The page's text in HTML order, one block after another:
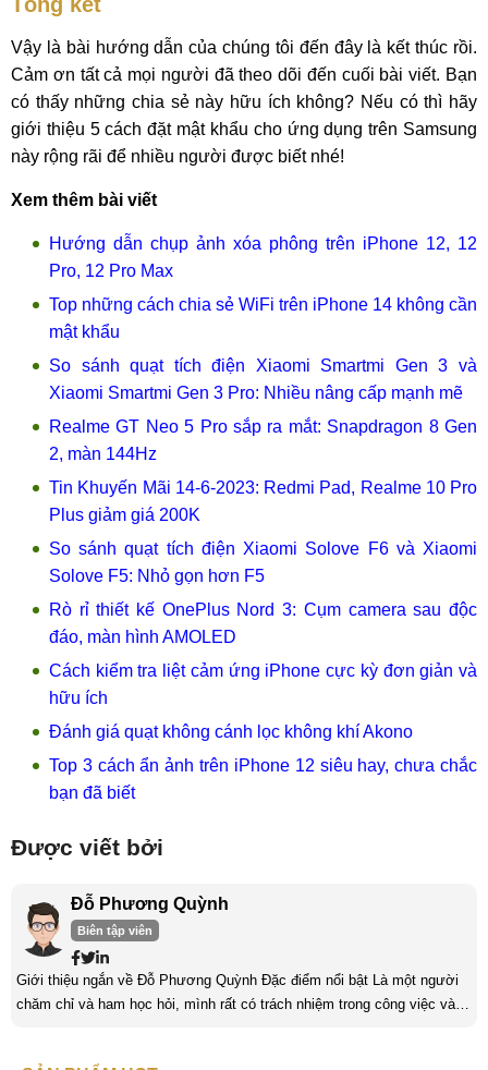
Vậy là bài hướng dẫn của chúng tôi đến đây là kết thúc rồi.
Cảm ơn tất cả mọi người đã theo dõi đến cuối bài viết. Bạn
có thấy những chia sẻ này hữu ích không? Nếu có thì hãy
giới thiệu 5 cách đặt mật khẩu cho ứng dụng trên Samsung
này rộng rãi để nhiều người được biết nhé!
Xem thêm bài viết
Hướng dẫn chụp ảnh xóa phông trên iPhone 12, 12
Pro, 12 Pro Max
Top những cách chia sẻ WiFi trên iPhone 14 không cần
mật khẩu
So sánh quạt tích điện Xiaomi Smartmi Gen 3 và
Xiaomi Smartmi Gen 3 Pro: Nhiều nâng cấp mạnh mẽ
Realme GT Neo 5 Pro sắp ra mắt: Snapdragon 8 Gen
2, màn 144Hz
Tin Khuyến Mãi 14-6-2023: Redmi Pad, Realme 10 Pro
Plus giảm giá 200K
So sánh quạt tích điện Xiaomi Solove F6 và Xiaomi
Solove F5: Nhỏ gọn hơn F5
Rò rỉ thiết kế OnePlus Nord 3: Cụm camera sau độc
đáo, màn hình AMOLED
Cách kiểm tra liệt cảm ứng iPhone cực kỳ đơn giản và
hữu ích
Đánh giá quạt không cánh lọc không khí Akono
Top 3 cách ẩn ảnh trên iPhone 12 siêu hay, chưa chắc
bạn đã biết
Được viết bởi
Đỗ Phương Quỳnh
Biên tập viên
Giới thiệu ngắn về Đỗ Phương Quỳnh Đặc điểm nổi bật Là một người
chăm chỉ và ham học hỏi, mình rất có trách nhiệm trong công việc và